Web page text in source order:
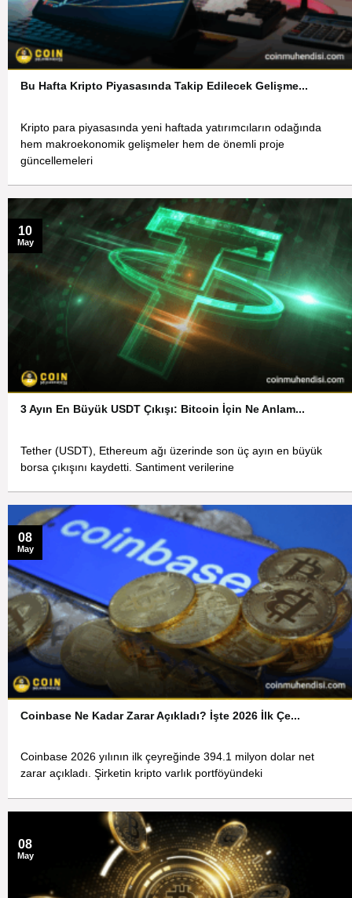
Bu Hafta Kripto Piyasasında Takip Edilecek Gelişme...
Kripto para piyasasında yeni haftada yatırımcıların odağında
hem makroekonomik gelişmeler hem de önemli proje
güncellemeleri
3 Ayın En Büyük USDT Çıkışı: Bitcoin İçin Ne Anlam...
Tether (USDT), Ethereum ağı üzerinde son üç ayın en büyük
borsa çıkışını kaydetti. Santiment verilerine
10
May
Coinbase Ne Kadar Zarar Açıkladı? İşte 2026 İlk Çe...
Coinbase 2026 yılının ilk çeyreğinde 394.1 milyon dolar net
zarar açıkladı. Şirketin kripto varlık portföyündeki
08
May
08
May